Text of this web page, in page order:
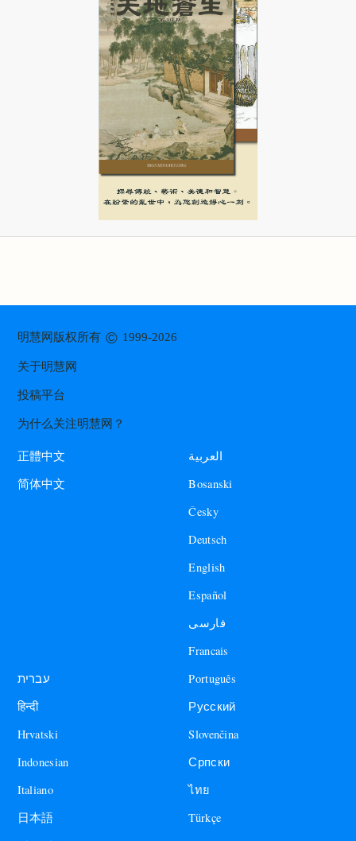
明慧网版权所有© 1999-2026
关于明慧网
投稿平台
为什么关注明慧网？
正體中文
简体中文
العربية
Bosanski
Česky
Deutsch
English
Español
فارسی
Francais
עברית
हिन्दी
Hrvatski
Indonesian
Italiano
日本語
Português
Русский
Slovenčina
Српски
ไทย
Türkçe